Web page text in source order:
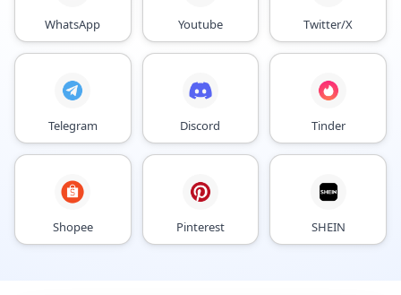
WhatsApp Youtube Twitter/X
Telegram Discord Tinder
Shopee Pinterest SHEIN